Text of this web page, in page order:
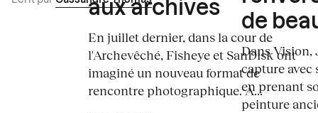
aux archives
En juillet dernier, dans la cour de
l'Archevêché, Fisheye et SanDisk ont
imaginé un nouveau format de
rencontre photographique. À...
de
Dans
capture avec
en prenant
peinture